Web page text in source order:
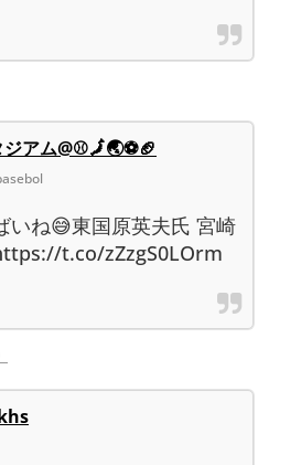
アム@⚾🗾🌏⚽🏈
いね😅東国原英夫氏 宮崎
t.co/zZzgS0LOrm